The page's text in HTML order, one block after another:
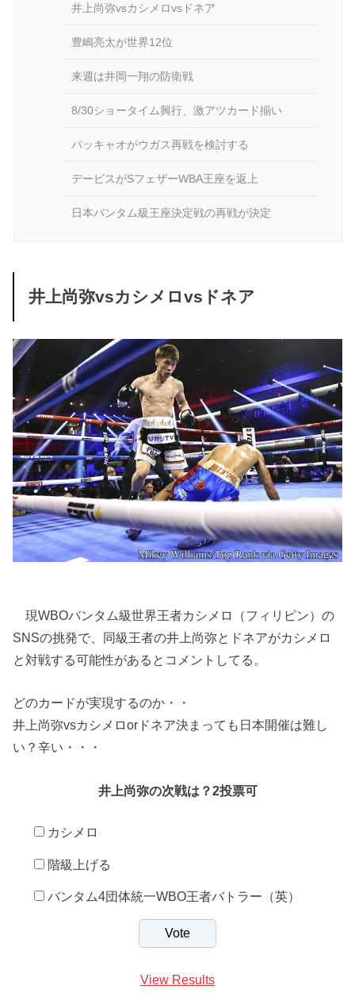
井上尚弥vsカシメロvsドネア
豊嶋亮太が世界12位
来週は井岡一翔の防衛戦
8/30ショータイム興行、激アツカード揃い
パッキャオがウガス再戦を検討する
デービスがSフェザーWBA王座を返上
日本バンタム級王座決定戦の再戦が決定
井上尚弥vsカシメロvsドネア
現WBOバンタム級世界王者カシメロ（フィリピン）の
SNSの挑発で、同級王者の井上尚弥とドネアがカシメロ
と対戦する可能性があるとコメントしてる。
どのカードが実現するのか・・
井上尚弥vsカシメロorドネア決まっても日本開催は難し
い？辛い・・・
井上尚弥の次戦は？2投票可
カシメロ
階級上げる
バンタム4団体統一WBO王者バトラー（英）
View Results